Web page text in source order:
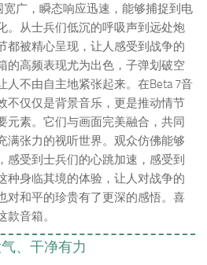
宽广，瞬态响应迅速，能够捕捉到电
。从士兵们低沉的呼吸声到远处炮
都被精心呈现，让人感受到战争的
的高频表现尤为出色，子弹划破空
人不由自主地紧张起来。在Beta 7音
不仅仅是背景音乐，更是推动情节
元素。它们与画面完美融合，共同
满张力的视听世界。观众仿佛能够
感受到士兵们的心跳加速，感受到
种身临其境的体验，让人对战争的
对和平的珍贵有了更深的感悟。喜
音箱。
、干净有力